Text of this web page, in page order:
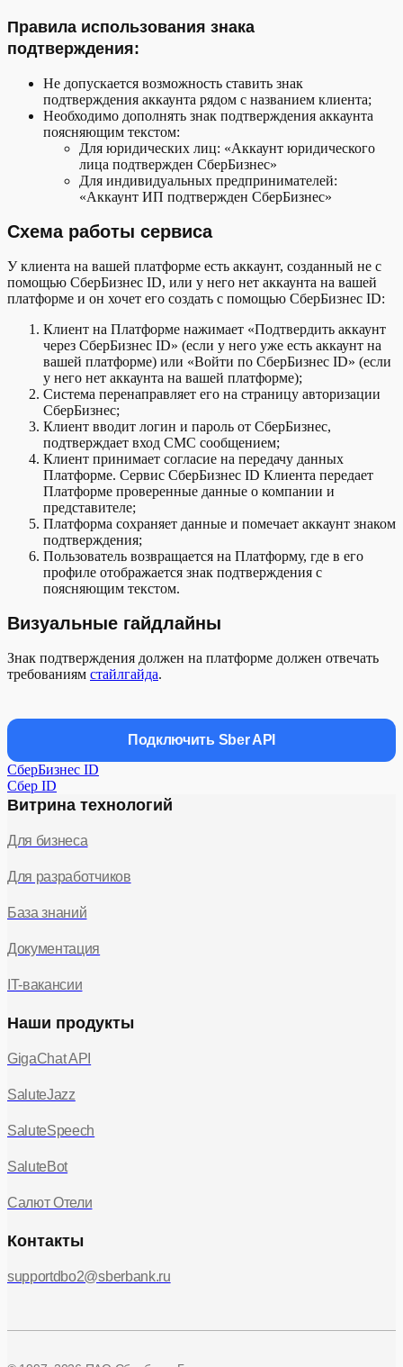
Правила использования знака
подтверждения:
Не допускается возможность ставить знак
подтверждения аккаунта рядом с названием клиента;
Необходимо дополнять знак подтверждения аккаунта
поясняющим текстом:
Для юридических лиц: «Аккаунт юридического
лица подтвержден СберБизнес»
Для индивидуальных предпринимателей:
«Аккаунт ИП подтвержден СберБизнес»
Схема работы сервиса
У клиента на вашей платформе есть аккаунт, созданный не с
помощью СберБизнес ID, или у него нет аккаунта на вашей
платформе и он хочет его создать с помощью СберБизнес ID:
Клиент на Платформе нажимает «Подтвердить аккаунт
через СберБизнес ID» (если у него уже есть аккаунт на
вашей платформе) или «Войти по СберБизнес ID» (если
у него нет аккаунта на вашей платформе);
Система перенаправляет его на страницу авторизации
СберБизнес;
Клиент вводит логин и пароль от СберБизнес,
подтверждает вход СМС сообщением;
Клиент принимает согласие на передачу данных
Платформе. Сервис СберБизнес ID Клиента передает
Платформе проверенные данные о компании и
представителе;
Платформа сохраняет данные и помечает аккаунт знаком
подтверждения;
Пользователь возвращается на Платформу, где в его
профиле отображается знак подтверждения с
поясняющим текстом.
Визуальные гайдлайны
Знак подтверждения должен на платформе должен отвечать
требованиям стайлгайда.
Подключить Sber API
СберБизнес ID
Сбер ID
Витрина технологий
Для бизнеса
Для разработчиков
База знаний
Документация
IT-вакансии
Наши продукты
GigaChat API
SaluteJazz
SaluteSpeech
SaluteBot
Салют Отели
Контакты
supportdbo2@sberbank.ru